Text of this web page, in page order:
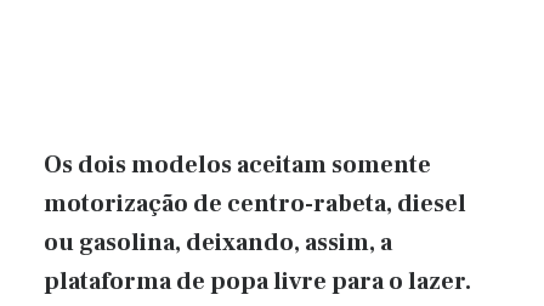
Os dois modelos aceitam somente
motorização de centro-rabeta, diesel
ou gasolina, deixando, assim, a
plataforma de popa livre para o lazer.